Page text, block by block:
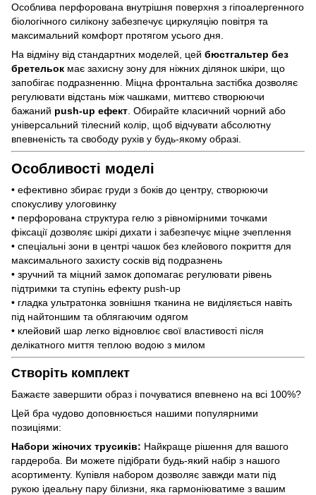
Особлива перфорована внутрішня поверхня з гіпоалергенного
біологічного силікону забезпечує циркуляцію повітря та
максимальний комфорт протягом усього дня.
На відміну від стандартних моделей, цей бюстгальтер без
бретельок має захисну зону для ніжних ділянок шкіри, що
запобігає подразненню. Міцна фронтальна застібка дозволяє
регулювати відстань між чашками, миттєво створюючи
бажаний push-up ефект . Обирайте класичний чорний або
універсальний тілесний колір, щоб відчувати абсолютну
впевненість та свободу рухів у будь-якому образі.
Особливості моделі
• ефективно збирає груди з боків до центру, створюючи
спокусливу улоговинку
• перфорована структура гелю з рівномірними точками
фіксації дозволяє шкірі дихати і забезпечує міцне зчеплення
• спеціальні зони в центрі чашок без клейового покриття для
максимального захисту сосків від подразнень
• зручний та міцний замок допомагає регулювати рівень
підтримки та ступінь ефекту push-up
• гладка ультратонка зовнішня тканина не виділяється навіть
під найтоншим та облягаючим одягом
• клейовий шар легко відновлює свої властивості після
делікатного миття теплою водою з милом
Створіть комплект
Бажаєте завершити образ і почуватися впевнено на всі 100%?
Цей бра чудово доповнюється нашими популярними
позиціями:
Набори жіночих трусиків: Найкраще рішення для вашого
гардероба. Ви можете підібрати будь-який набір з нашого
асортименту. Купівля набором дозволяє завжди мати під
рукою ідеальну пару білизни, яка гармоніюватиме з вашим